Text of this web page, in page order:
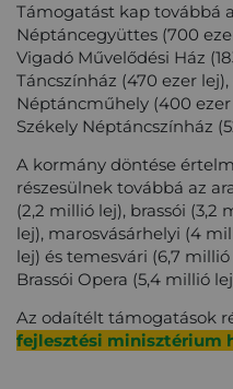
Támogatást kap továbbá
Néptáncegyüttes (700
Vigadó Művelődési Ház
Táncszínház (470 ezer
Néptáncműhely (400
Székely Néptáncszínház
A kormány döntése
részesülnek továbbá az
(2,2 millió lej), brassói (3,2
lej), marosvásárhelyi (4
lej) és temesvári (6,7
Brassói Opera (5,4 millió
Az odaítélt támogatások
fejlesztési minisztérium